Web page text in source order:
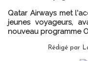
Qatar Airways met
jeunes voyageurs,
nouveau programme
Rédigé par